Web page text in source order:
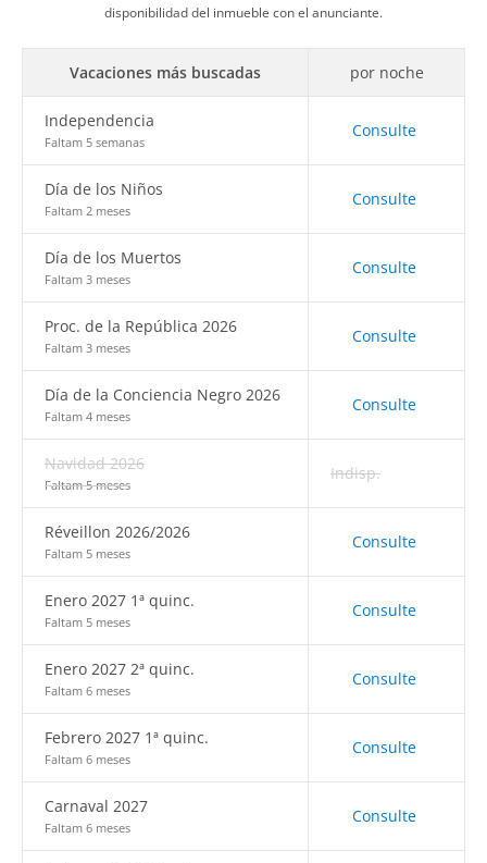
disponibilidad del inmueble con el anunciante.
Vacaciones más buscadas por noche
Independencia
Faltam 5 semanas
Consulte
Día de los Niños
Faltam 2 meses
Consulte
Día de los Muertos
Faltam 3 meses
Consulte
Proc. de la República 2026
Faltam 3 meses
Consulte
Día de la Conciencia Negro 2026
Faltam 4 meses
Consulte
Navidad 2026
Faltam 5 meses
Indisp.
Réveillon 2026/2026
Faltam 5 meses
Consulte
Enero 2027 1ª quinc.
Faltam 5 meses
Consulte
Enero 2027 2ª quinc.
Faltam 6 meses
Consulte
Febrero 2027 1ª quinc.
Faltam 6 meses
Consulte
Carnaval 2027
Faltam 6 meses
Consulte